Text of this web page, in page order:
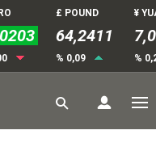
£ POUND
64,2411
% 0,09
¥
%